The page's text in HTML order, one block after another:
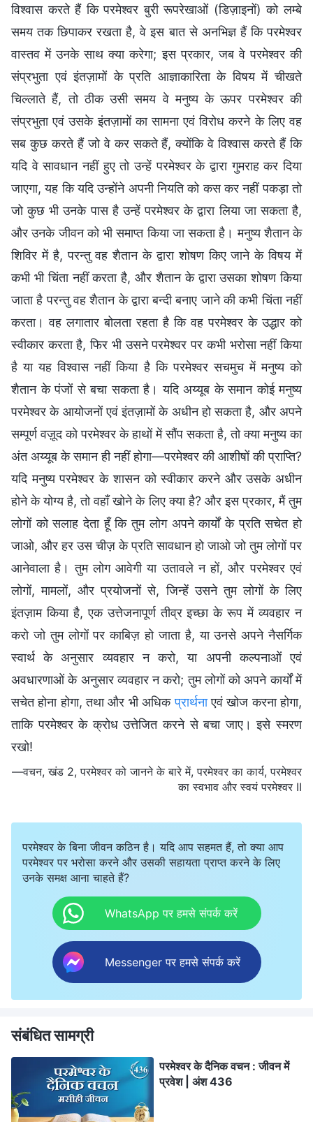
विश्वास करते हैं कि परमेश्वर बुरी रूपरेखाओं (डिज़ाइनों) को लम्बे
समय तक छिपाकर रखता है, वे इस बात से अनभिज्ञ हैं कि परमेश्वर
वास्तव में उनके साथ क्या करेगा; इस प्रकार, जब वे परमेश्वर की
संप्रभुता एवं इंतज़ामों के प्रति आज्ञाकारिता के विषय में चीखते
चिल्लाते हैं, तो ठीक उसी समय वे मनुष्य के ऊपर परमेश्वर की
संप्रभुता एवं उसके इंतज़ामों का सामना एवं विरोध करने के लिए वह
सब कुछ करते हैं जो वे कर सकते हैं, क्योंकि वे विश्वास करते हैं कि
यदि वे सावधान नहीं हुए तो उन्हें परमेश्वर के द्वारा गुमराह कर दिया
जाएगा, यह कि यदि उन्होंने अपनी नियति को कस कर नहीं पकड़ा तो
जो कुछ भी उनके पास है उन्हें परमेश्वर के द्वारा लिया जा सकता है,
और उनके जीवन को भी समाप्त किया जा सकता है। मनुष्य शैतान के
शिविर में है, परन्तु वह शैतान के द्वारा शोषण किए जाने के विषय में
कभी भी चिंता नहीं करता है, और शैतान के द्वारा उसका शोषण किया
जाता है परन्तु वह शैतान के द्वारा बन्दी बनाए जाने की कभी चिंता नहीं
करता। वह लगातार बोलता रहता है कि वह परमेश्वर के उद्धार को
स्वीकार करता है, फिर भी उसने परमेश्वर पर कभी भरोसा नहीं किया
है या यह विश्वास नहीं किया है कि परमेश्वर सचमुच में मनुष्य को
शैतान के पंजों से बचा सकता है। यदि अय्यूब के समान कोई मनुष्य
परमेश्वर के आयोजनों एवं इंतज़ामों के अधीन हो सकता है, और अपने
सम्पूर्ण वज़ूद को परमेश्वर के हाथों में सौंप सकता है, तो क्या मनुष्य का
अंत अय्यूब के समान ही नहीं होगा—परमेश्वर की आशीषों की प्राप्ति?
यदि मनुष्य परमेश्वर के शासन को स्वीकार करने और उसके अधीन
होने के योग्य है, तो वहाँ खोने के लिए क्या है? और इस प्रकार, मैं तुम
लोगों को सलाह देता हूँ कि तुम लोग अपने कार्यों के प्रति सचेत हो
जाओ, और हर उस चीज़ के प्रति सावधान हो जाओ जो तुम लोगों पर
आनेवाला है। तुम लोग आवेगी या उतावले न हों, और परमेश्वर एवं
लोगों, मामलों, और प्रयोजनों से, जिन्हें उसने तुम लोगों के लिए
इंतज़ाम किया है, एक उत्तेजनापूर्ण तीव्र इच्छा के रूप में व्यवहार न
करो जो तुम लोगों पर काबिज़ हो जाता है, या उनसे अपने नैसर्गिक
स्वार्थ के अनुसार व्यवहार न करो, या अपनी कल्पनाओं एवं
अवधारणाओं के अनुसार व्यवहार न करो; तुम लोगों को अपने कार्यों में
सचेत होना होगा, तथा और भी अधिकप्रार्थनाएवं खोज करना होगा,
ताकि परमेश्वर के क्रोध उत्तेजित करने से बचा जाए। इसे स्मरण
रखो!
—वचन, खंड 2, परमेश्वर को जानने के बारे में, परमेश्वर का कार्य, परमेश्वर
का स्वभाव और स्वयं परमेश्वर II
परमेश्वर के बिना जीवन कठिन है। यदि आप सहमत हैं, तो क्या आप
परमेश्वर पर भरोसा करने और उसकी सहायता प्राप्त करने के लिए
उनके समक्ष आना चाहते हैं?
WhatsApp पर हमसे संपर्क करें
Messenger पर हमसे संपर्क करें
संबंधित सामग्री
परमेश्वर के दैनिक वचन : जीवन में
प्रवेश | अंश 436